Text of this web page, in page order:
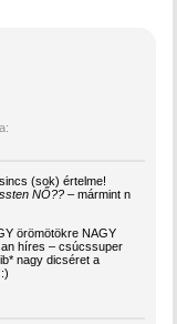
(sok) értelme!
NŐ?? – mármint n
örömötökre NAGY
híres – csúcssuper
nagy dicséret a